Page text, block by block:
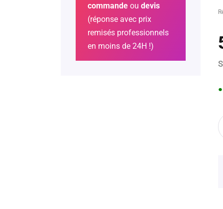
●
commande ou devis
(réponse avec prix
remisés professionnels
en moins de 24H !)